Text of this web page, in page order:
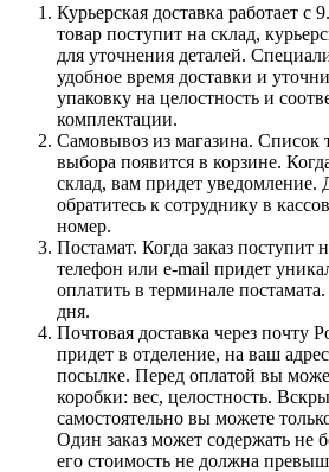
Курьерская доставка работает с
товар поступит на склад,
для уточнения деталей.
удобное время доставки и
упаковку на целостность и
комплектации.
Самовывоз из магазина. Список
выбора появится в корзине.
склад, вам придет уведомление.
обратитесь к сотруднику в
номер.
Постамат. Когда заказ поступит
телефон или e-mail придет
оплатить в терминале
дня.
Почтовая доставка через почту
придет в отделение, на ваш
посылке. Перед оплатой вы
коробки: вес, целостность.
самостоятельно вы можете
Один заказ может содержать не
его стоимость не должна